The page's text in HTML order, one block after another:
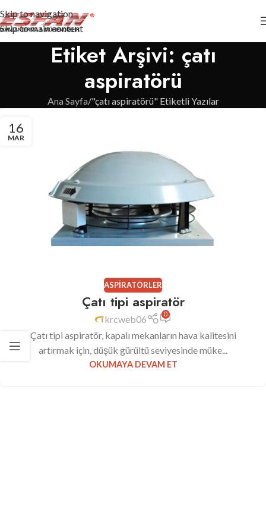
Skip to navigation
Skip to main content
Etiket Arşivi: çatı
aspiratörü
Ana Sayfa "çatı aspiratörü" Etiketli Yazılar
16
MAR
ASPIRATÖRLER
Çatı tipi aspiratör
krcweb06 0
Çatı tipi aspiratör, kapalı mekanların hava kalitesini
artırmak için, düşük gürültü seviyesinde müke...
OKUMAYA DEVAM ET